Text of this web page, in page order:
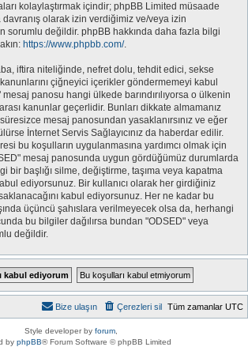
kolaylaştırmak içindir; phpBB Limited müsaade
olarak izin verdiğimiz ve/veya izin
sorumlu değildir. phpBB hakkında daha fazla bilgi
https://www.phpbb.com/.
iftira niteliğinde, nefret dolu, tehdit edici, sekse
çiğneyici içerikler göndermemeyi kabul
panosu hangi ülkede barındırılıyorsa o ülkenin
kanunlar geçerlidir. Bunları dikkate almamanız
mesaj panosundan yasaklanırsınız ve eğer
İnternet Servis Sağlayıcınız da haberdar edilir.
bu koşulların uygulanmasına yardımcı olmak için
mesaj panosunda uygun gördüğümüz durumlarda
bir başlığı silme, değiştirme, taşıma veya kapatma
ediyorsunuz. Bir kullanıcı olarak her girdiğiniz
kabul ediyorsunuz. Her ne kadar bu
üçüncü şahıslara verilmeyecek olsa da, herhangi
bu bilgiler dağılırsa bundan "ODSED" veya
değildir.
Tüm zamanlar UTC
Çerezleri sil
Bize ulaşın
Style developer by forum
by phpBB® Forum Software © phpBB Limited